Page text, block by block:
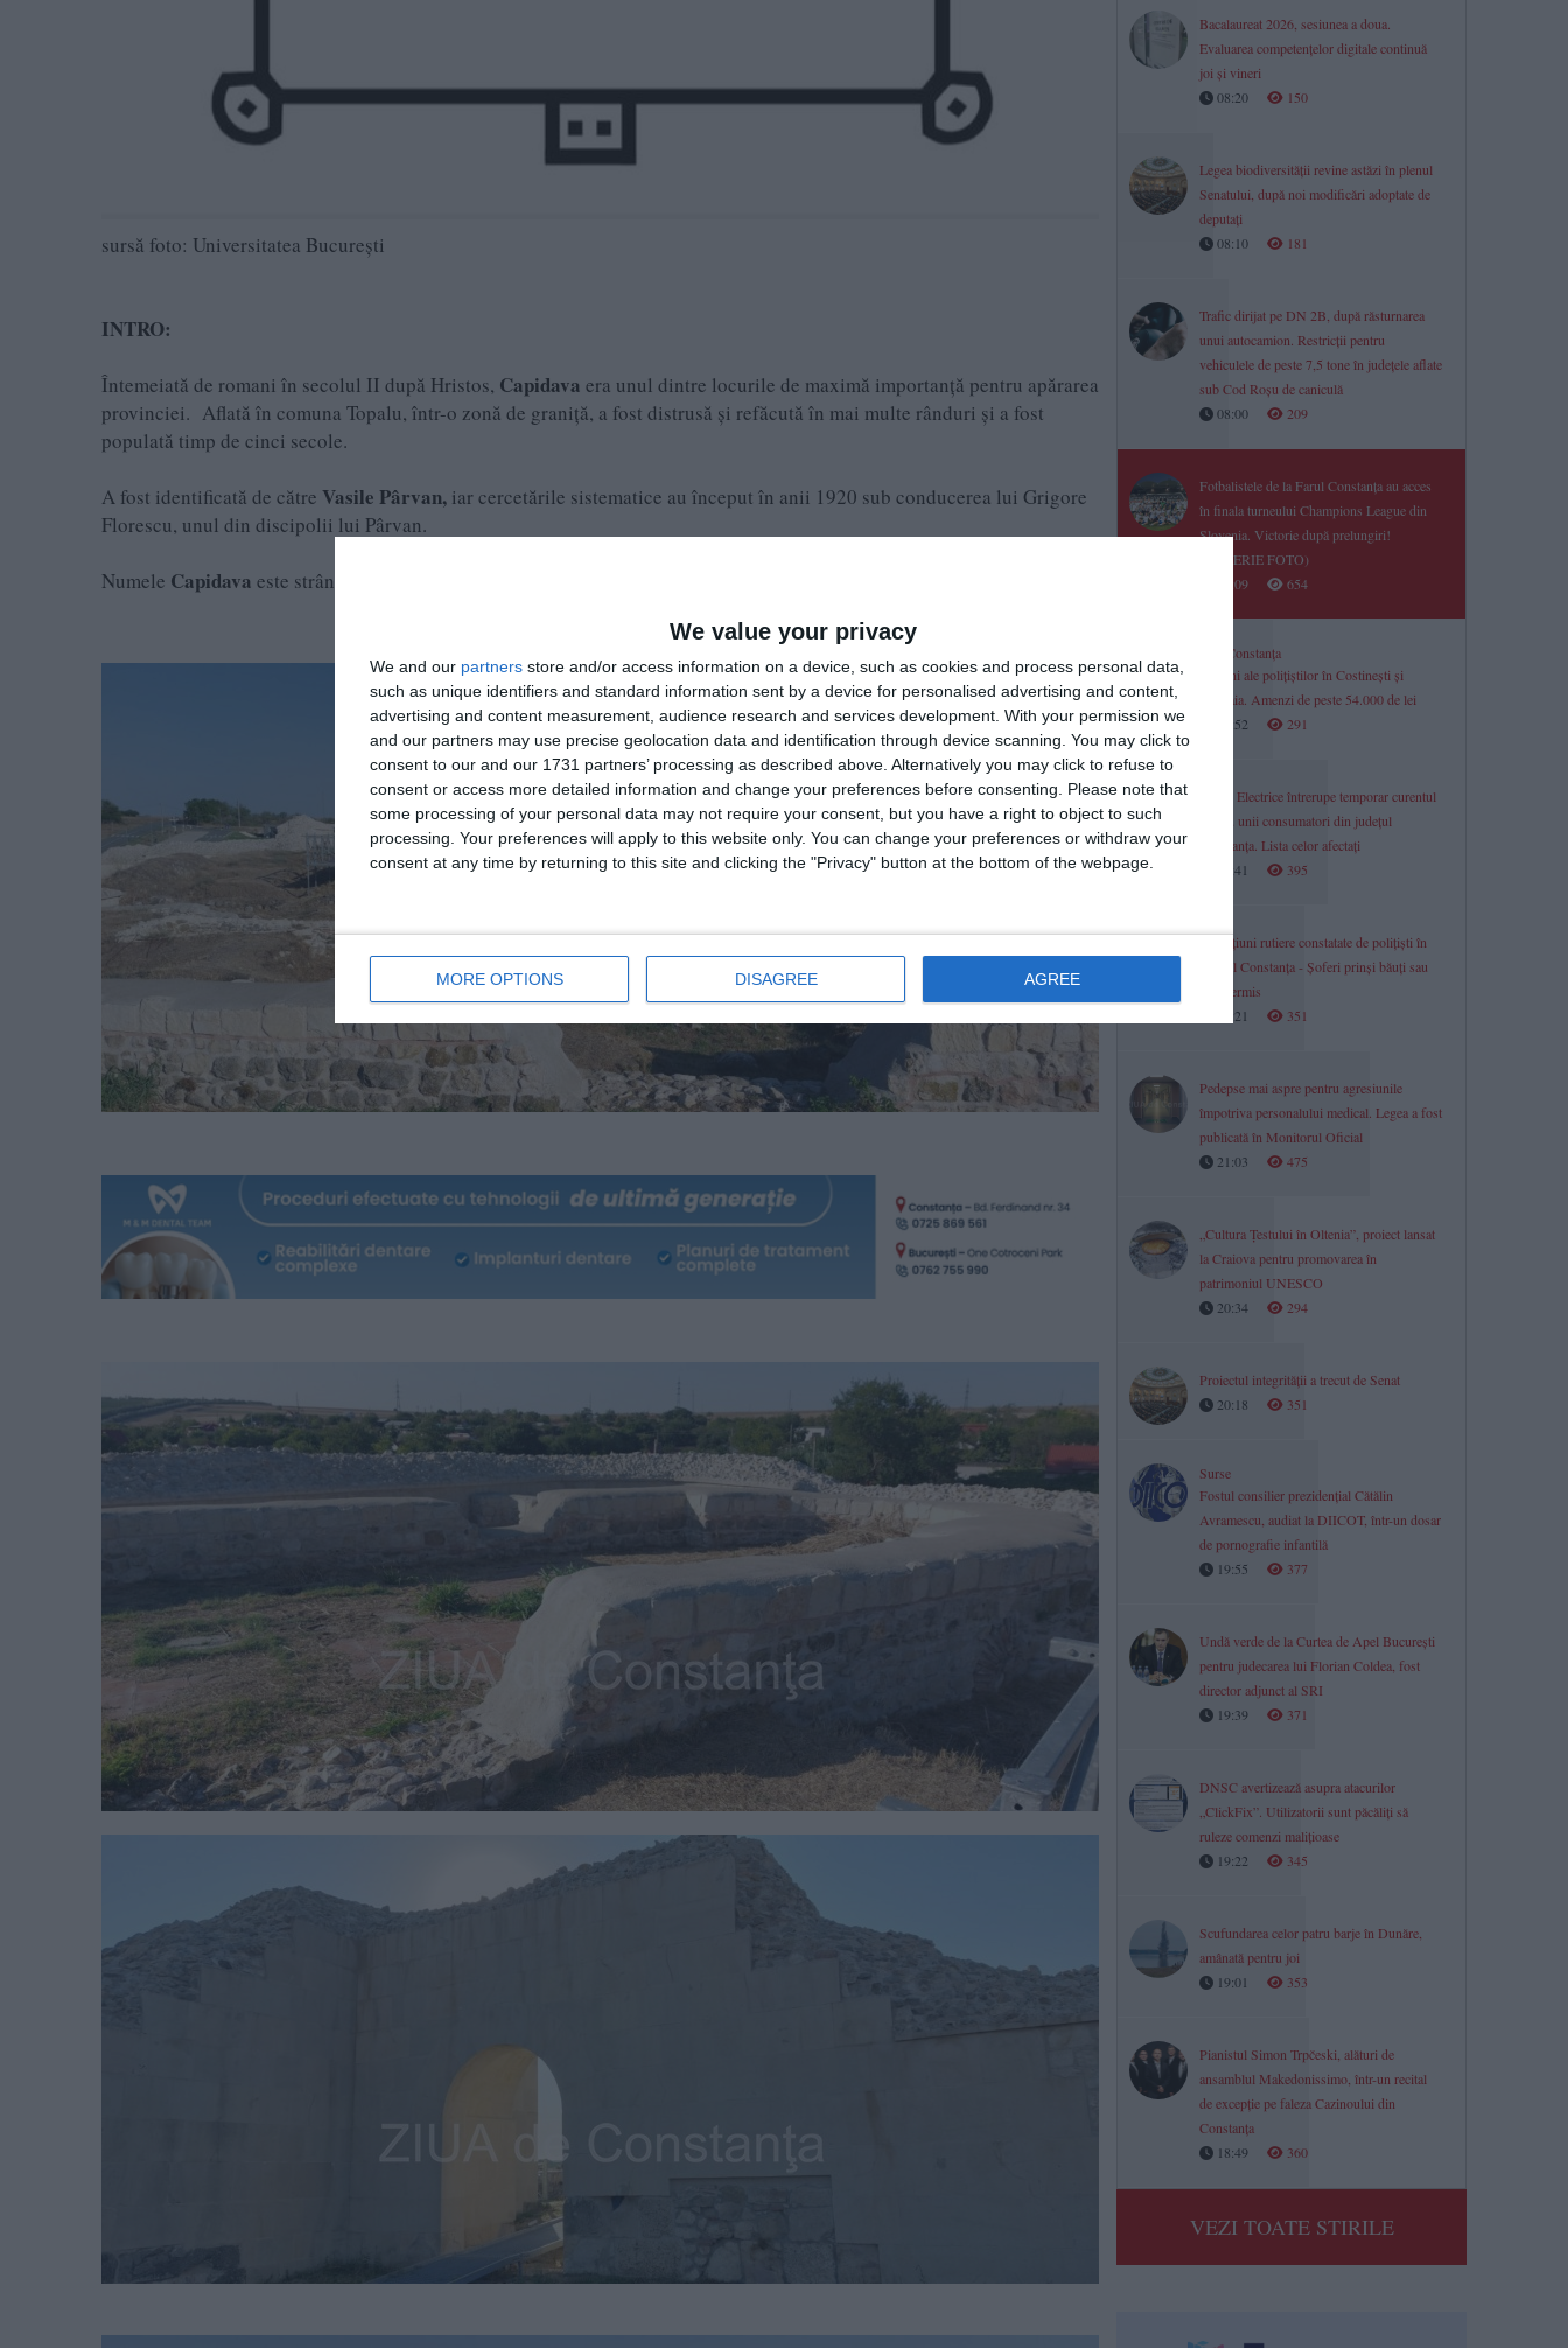
We value your privacy
We and our partners store and/or access information on a device, such as cookies and process personal data,
such as unique identifiers and standard information sent by a device for personalised advertising and content,
advertising and content measurement, audience research and services development. With your permission we
and our partners may use precise geolocation data and identification through device scanning. You may click to
consent to our and our 1731 partners’ processing as described above. Alternatively you may click to refuse to
consent or access more detailed information and change your preferences before consenting.
Please note that
some processing of your personal data may not require your consent, but you have a right to object to such
processing. Your preferences will apply to this website only. You can change your preferences or withdraw your
consent at any time by returning to this site and clicking the "Privacy" button at the bottom of the webpage.
MORE OPTIONS DISAGREE AGREE
sursă foto: Universitatea București
INTRO:
Întemeiată de romani în secolul II după Hristos, Capidava era unul dintre locurile de maximă importanță pentru apărarea
provinciei. Aflată în comuna Topalu, într-o zonă de graniță, a fost distrusă și refăcută în mai multe rânduri și a fost
populată timp de cinci secole.
A fost identificată de către Vasile Pârvan, iar cercetările sistematice au început în anii 1920 sub conducerea lui Grigore
Florescu, unul din discipolii lui Pârvan.
Numele Capidava este strâns legat de poziționarea cetății, însemnând „cetatea de la cotitură“.
Bacalaureat 2026, sesiunea a doua.
Evaluarea competențelor digitale continuă
joi și vineri
08:20
150
Legea biodiversității revine astăzi în plenul
Senatului, după noi modificări adoptate de
deputați
08:10
181
Trafic dirijat pe DN 2B, după răsturnarea
unui autocamion. Restricții pentru
vehiculele de peste 7,5 tone în județele aflate
sub Cod Roșu de caniculă
08:00
209
Fotbalistele de la Farul Constanța au acces
în finala turneului Champions League din
Slovenia. Victorie după prelungiri!
(GALERIE FOTO)
22:09
654
Știri Constanța
Acțiuni ale polițiștilor în Costinești și
Mamaia. Amenzi de peste 54.000 de lei
21:52
291
Rețele Electrice întrerupe temporar curentul
pentru unii consumatori din județul
Constanța. Lista celor afectați
21:41
395
Infracțiuni rutiere constatate de polițiști în
județul Constanța - Șoferi prinși băuți sau
fără permis
21:21
351
Pedepse mai aspre pentru agresiunile
împotriva personalului medical. Legea a fost
publicată în Monitorul Oficial
21:03
475
„Cultura Țestului în Oltenia”, proiect lansat
la Craiova pentru promovarea în
patrimoniul UNESCO
20:34
294
Proiectul integrității a trecut de Senat
20:18
351
Surse
Fostul consilier prezidențial Cătălin
Avramescu, audiat la DIICOT, într-un dosar
de pornografie infantilă
19:55
377
Undă verde de la Curtea de Apel București
pentru judecarea lui Florian Coldea, fost
director adjunct al SRI
19:39
371
DNSC avertizează asupra atacurilor
„ClickFix”. Utilizatorii sunt păcăliți să
ruleze comenzi malițioase
19:22
345
Scufundarea celor patru barje în Dunăre,
amânată pentru joi
19:01
353
Pianistul Simon Trpčeski, alături de
ansamblul Makedonissimo, într-un recital
de excepție pe faleza Cazinoului din
Constanța
18:49
360
VEZI TOATE STIRILE